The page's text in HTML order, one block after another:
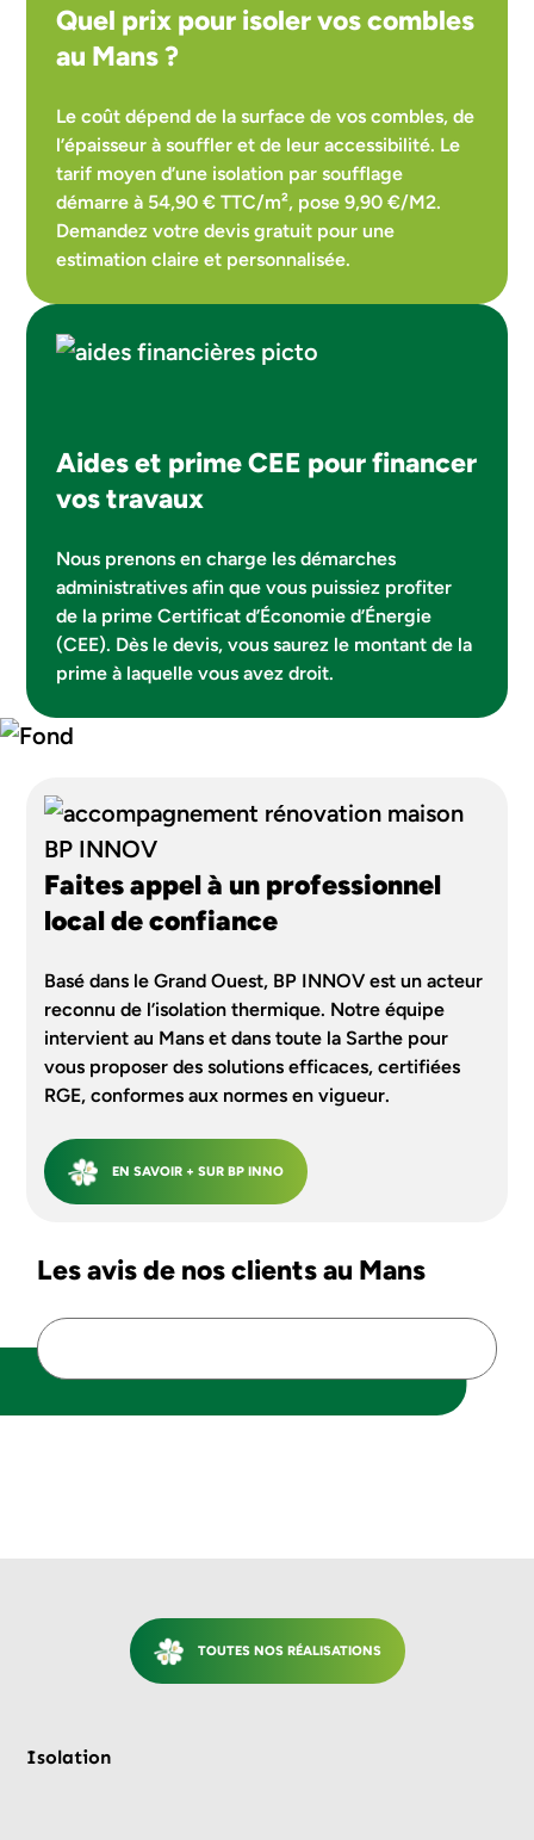
Quel prix pour isoler vos combles
au Mans ?
Le coût dépend de la surface de vos combles, de
l’épaisseur à souffler et de leur accessibilité. Le
tarif moyen d’une isolation par soufflage
démarre à 54,90 € TTC/m², pose 9,90 €/M2.
Demandez votre devis gratuit pour une
estimation claire et personnalisée.
Aides et prime CEE pour financer
vos travaux
Nous prenons en charge les démarches
administratives afin que vous puissiez profiter
de la prime Certificat d’Économie d’Énergie
(CEE). Dès le devis, vous saurez le montant de la
prime à laquelle vous avez droit.
Faites appel à un professionnel
local de confiance
Basé dans le Grand Ouest, BP INNOV est un acteur
reconnu de l’isolation thermique. Notre équipe
intervient au Mans et dans toute la Sarthe pour
vous proposer des solutions efficaces, certifiées
RGE, conformes aux normes en vigueur.
EN SAVOIR + SUR BP INNO
Les avis de nos clients au Mans
TOUTES NOS RÉALISATIONS
Isolation